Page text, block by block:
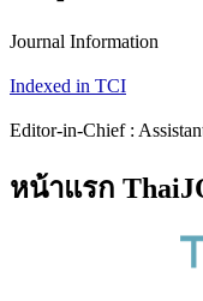
Journal Information
Indexed in TCI
Editor-in-Chief :
หน้าแรก